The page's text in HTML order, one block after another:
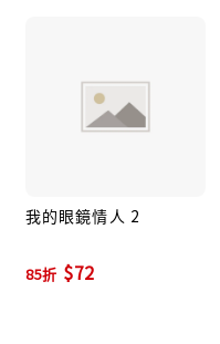
我的眼鏡情人 2
85折 $72